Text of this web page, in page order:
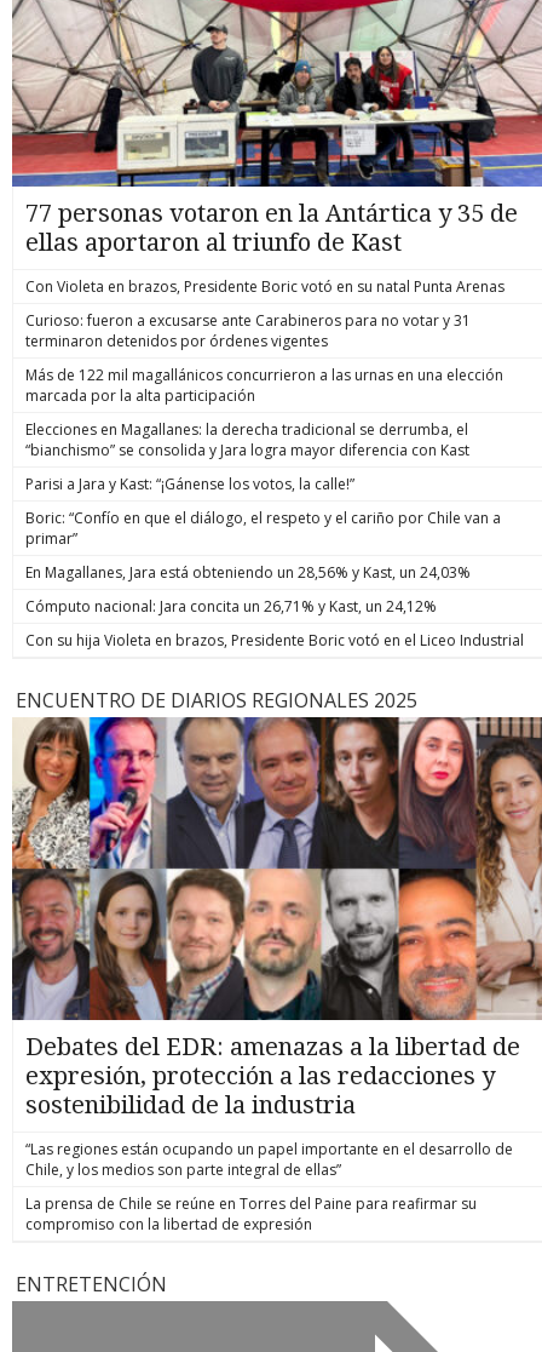
77 personas votaron en la Antártica y 35 de
ellas aportaron al triunfo de Kast
Con Violeta en brazos, Presidente Boric votó en su natal Punta Arenas
Curioso: fueron a excusarse ante Carabineros para no votar y 31
terminaron detenidos por órdenes vigentes
Más de 122 mil magallánicos concurrieron a las urnas en una elección
marcada por la alta participación
Elecciones en Magallanes: la derecha tradicional se derrumba, el
“bianchismo” se consolida y Jara logra mayor diferencia con Kast
Parisi a Jara y Kast: “¡Gánense los votos, la calle!”
Boric: “Confío en que el diálogo, el respeto y el cariño por Chile van a
primar”
En Magallanes, Jara está obteniendo un 28,56% y Kast, un 24,03%
Cómputo nacional: Jara concita un 26,71% y Kast, un 24,12%
Con su hija Violeta en brazos, Presidente Boric votó en el Liceo Industrial
ENCUENTRO DE DIARIOS REGIONALES 2025
Debates del EDR: amenazas a la libertad de
expresión, protección a las redacciones y
sostenibilidad de la industria
“Las regiones están ocupando un papel importante en el desarrollo de
Chile, y los medios son parte integral de ellas”
La prensa de Chile se reúne en Torres del Paine para reafirmar su
compromiso con la libertad de expresión
ENTRETENCIÓN